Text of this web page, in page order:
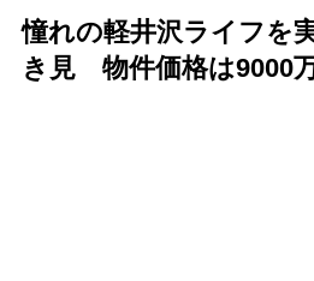
憧れの軽井沢ライフを
き見 物件価格は9000